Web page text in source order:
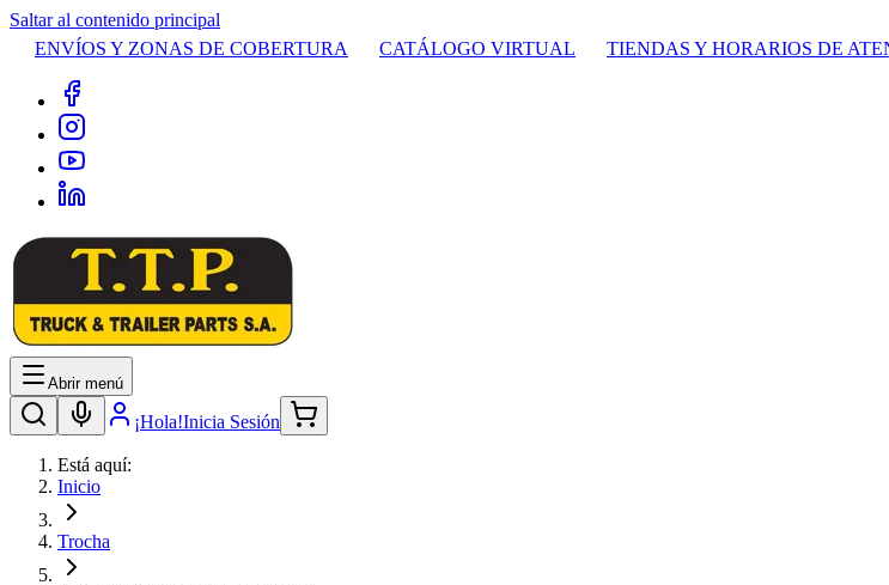
Saltar al contenido principal
ENVÍOS Y ZONAS DE COBERTURA
CATÁLOGO VIRTUAL TIENDAS Y HORARIOS DE
Abrir menú
¡Hola!Inicia Sesión
Está aquí:
Inicio
Trocha